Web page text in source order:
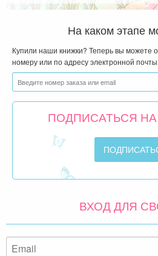
На каком этапе
Купили наши книжки? Теперь вы можете
номеру или по адресу электронной
ПОДПИСАТЬСЯ
ВХОД ДЛЯ